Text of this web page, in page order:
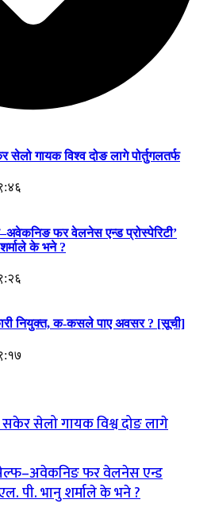
गायक विश्व दोङ लागे पोर्तुगलतर्फ
फर वेलनेस एन्ड प्रोस्पेरिटी’
के भने ?
नियुक्त, क-कसले पाए अवसर ? [सूची]
सेलो गायक विश्व दोङ लागे
फर वेलनेस एन्ड
एल. पी. भानु शर्माले के भने ?